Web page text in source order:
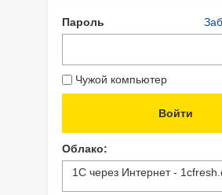
Пароль
Чужой компьютер
Облако:
1С через Интернет -